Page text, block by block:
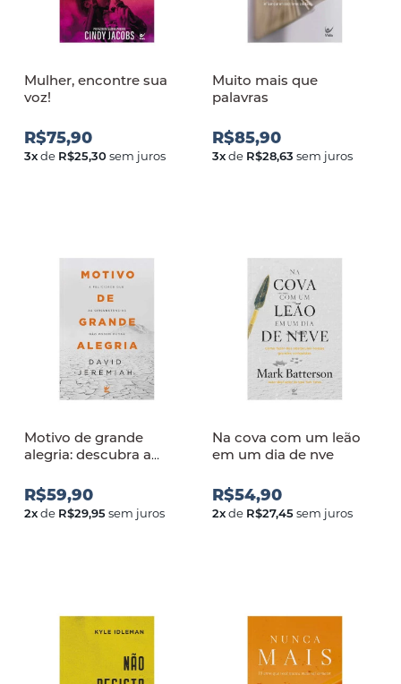
Mulher, encontre sua
voz!
R$75,90
3xde R$25,30sem juros
Muito mais que
palavras
R$85,90
3xde R$28,63 sem juros
Motivo de grande
alegria: descubra a
circunstancias não
podem mudar
R$59,90
2xde R$29,95sem juros
Na cova com um leão
em um dia de nve
R$54,90
2xde R$27,45sem juros